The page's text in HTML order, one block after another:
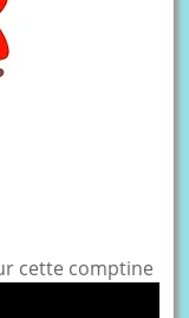
cette comptine